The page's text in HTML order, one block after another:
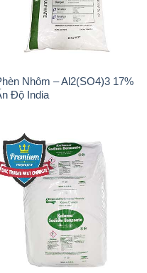
Ấn Độ India
Sodium Benzoate – Mốc Bột
Kalama Food Grade Mỹ Usa